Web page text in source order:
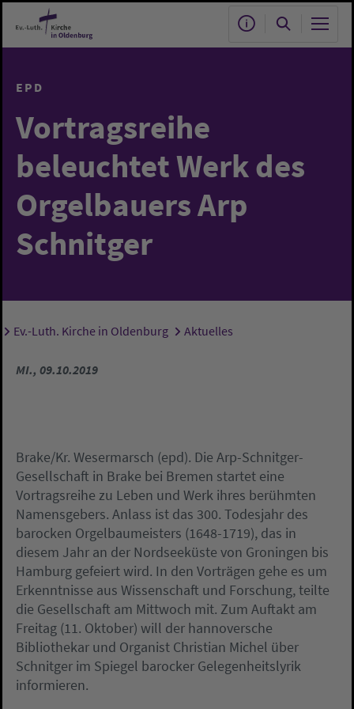
Zum Hauptinhalt springen
EPD
Vortragsreihe
beleuchtet Werk des
Orgelbauers Arp
Schnitger
Sie sind hier:
Ev.-Luth. Kirche in Oldenburg Aktuelles
MI., 09.10.2019
Brake/Kr. Wesermarsch (epd). Die Arp-Schnitger-
Gesellschaft in Brake bei Bremen startet eine
Vortragsreihe zu Leben und Werk ihres berühmten
Namensgebers. Anlass ist das 300. Todesjahr des
barocken Orgelbaumeisters (1648-1719), das in
diesem Jahr an der Nordseeküste von Groningen bis
Hamburg gefeiert wird. In den Vorträgen gehe es um
Erkenntnisse aus Wissenschaft und Forschung, teilte
die Gesellschaft am Mittwoch mit. Zum Auftakt am
Freitag (11. Oktober) will der hannoversche
Bibliothekar und Organist Christian Michel über
Schnitger im Spiegel barocker Gelegenheitslyrik
informieren.